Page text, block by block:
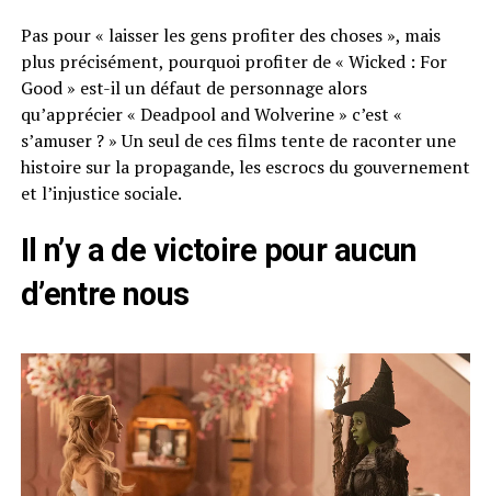
Pas pour « laisser les gens profiter des choses », mais
plus précisément, pourquoi profiter de « Wicked : For
Good » est-il un défaut de personnage alors
qu’apprécier « Deadpool and Wolverine » c’est «
s’amuser ? » Un seul de ces films tente de raconter une
histoire sur la propagande, les escrocs du gouvernement
et l’injustice sociale.
Il n’y a de victoire pour aucun
d’entre nous